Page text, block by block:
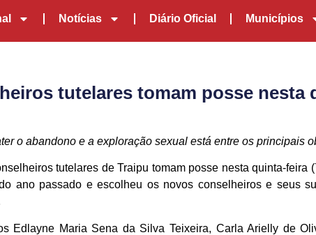
Notícias Diário Oficial Municípios
tutelares tomam posse nesta
o abandono e a exploração sexual está entre os principais
tutelares de Traipu tomam posse nesta quinta-feira
ano passado e escolheu os novos conselheiros e seus
Edlayne Maria Sena da Silva Teixeira, Carla Arielly de